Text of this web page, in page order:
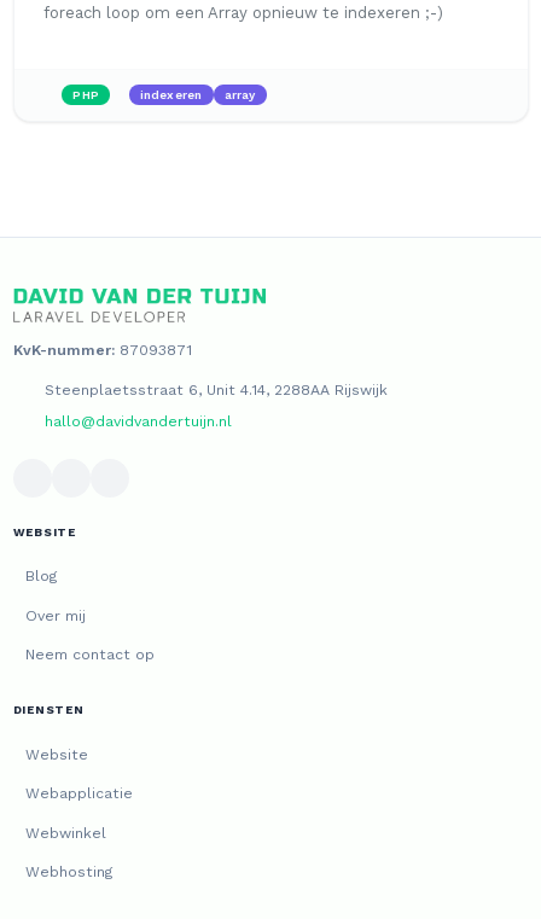
foreach loop om een Array opnieuw te indexeren ;-)
PHP indexeren array
KvK-nummer:87093871
Steenplaetsstraat 6, Unit 4.14, 2288AA Rijswijk
hallo@davidvandertuijn.nl
WEBSITE
Blog
Over mij
Neem contact op
DIENSTEN
Website
Webapplicatie
Webwinkel
Webhosting